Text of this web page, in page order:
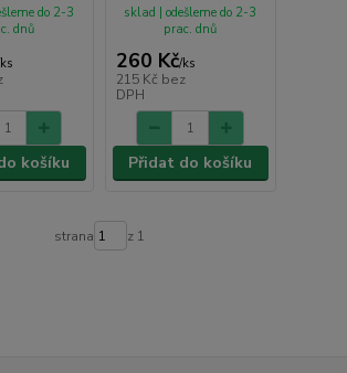
ks
do 2-3
dnů
košíku
260 Kč/ks
215 Kč bez
DPH
sklad | odešleme do 2-3
prac. dnů
Přidat do košíku
strana z 1